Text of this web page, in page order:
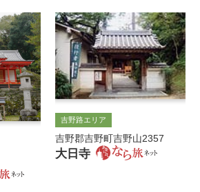
吉野路エリア
吉野郡吉野町吉野山2357
大日寺